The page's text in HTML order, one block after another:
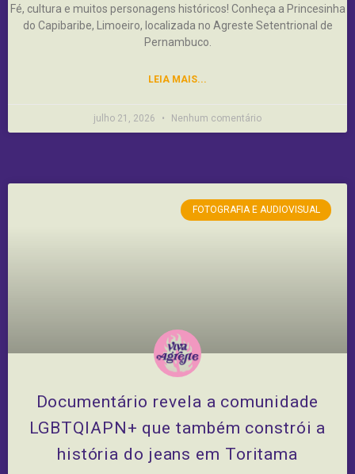
Fé, cultura e muitos personagens históricos! Conheça a Princesinha
do Capibaribe, Limoeiro, localizada no Agreste Setentrional de
Pernambuco.
LEIA MAIS...
julho 21, 2026 Nenhum comentário
FOTOGRAFIA E AUDIOVISUAL
Documentário revela a comunidade
LGBTQIAPN+ que também constrói a
história do jeans em Toritama